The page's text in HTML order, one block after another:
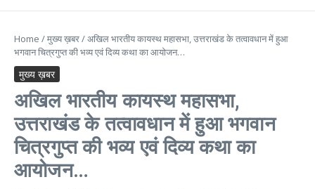
Home /मुख्य ख़बर/अखिल भारतीय कायस्थ महासभा, उत्तराखंड के तत्वावधान में हुआ
भगवान चित्रगुप्त की भव्य एवं दिव्य कथा का आयोजन…
मुख्य ख़बर
अखिल भारतीय कायस्थ महासभा,
उत्तराखंड के तत्वावधान में हुआ भगवान
चित्रगुप्त की भव्य एवं दिव्य कथा का
आयोजन…